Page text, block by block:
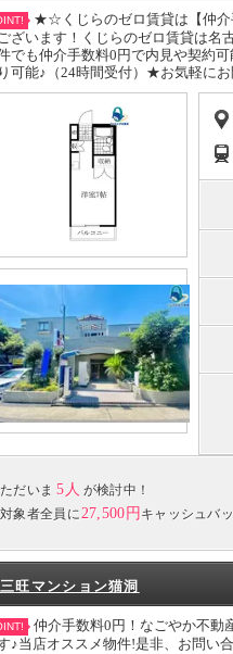
★☆くじらのゼロ賃貸は【仲
ざいます！くじらのゼロ賃貸は
でも仲介手数料0円で内見や契約
可能♪（24時間受付）★お気軽にお
ただいま 5人 が検討中！
対象者全員に27,500円 キャッシュバッ
三旺マンション猫洞
仲介手数料0円！なごやか不動
♪当店オススメ物件!是非、お問い